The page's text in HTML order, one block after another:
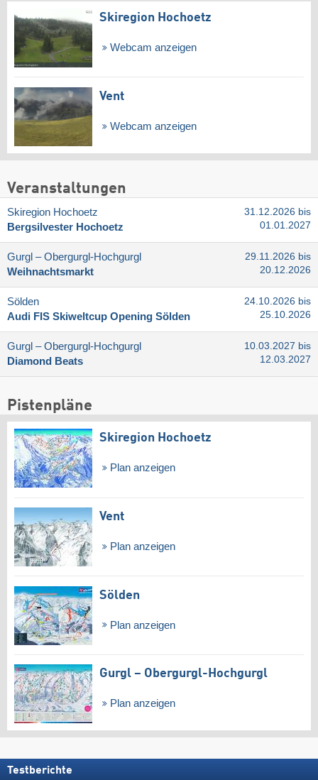
Skiregion Hochoetz
Webcam anzeigen
Vent
Webcam anzeigen
Veranstaltungen
Skiregion Hochoetz
Bergsilvester Hochoetz
31.12.2026 bis
01.01.2027
Gurgl – Obergurgl-Hochgurgl
Weihnachtsmarkt
29.11.2026 bis
20.12.2026
Sölden
Audi FIS Skiweltcup Opening Sölden
24.10.2026 bis
25.10.2026
Gurgl – Obergurgl-Hochgurgl
Diamond Beats
10.03.2027 bis
12.03.2027
Pistenpläne
Skiregion Hochoetz
Plan anzeigen
Vent
Plan anzeigen
Sölden
Plan anzeigen
Gurgl – Obergurgl-Hochgurgl
Plan anzeigen
Testberichte